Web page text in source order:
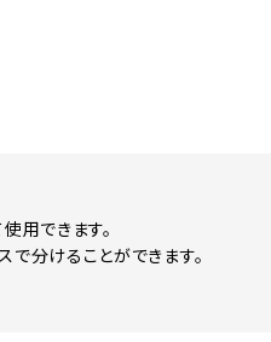
用できます。
で分けることができます。